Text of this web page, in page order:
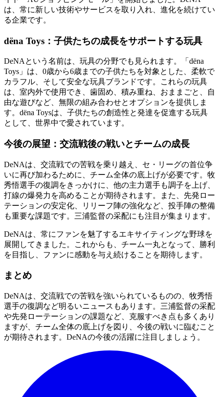
は、常に新しい技術やサービスを取り入れ、進化を続けてい
る企業です。
dëna Toys：子供たちの成長をサポートする玩具
DeNAという名前は、玩具の分野でも見られます。「dëna
Toys」は、0歳から6歳までの子供たちを対象とした、柔軟で
カラフル、そして安全な玩具ブランドです。これらの玩具
は、室内外で使用でき、歯固め、積み重ね、おままごと、自
由な遊びなど、無限の組み合わせとオプションを提供しま
す。dëna Toysは、子供たちの創造性と発達を促進する玩具
として、世界中で愛されています。
今後の展望：交流戦後の戦いとチームの成長
DeNAは、交流戦での苦戦を乗り越え、セ・リーグの首位争
いに再び加わるために、チーム全体の底上げが必要です。牧
秀悟選手の復調をきっかけに、他の主力選手も調子を上げ、
打線の爆発力を高めることが期待されます。また、先発ロー
テーションの安定化、リリーフ陣の強化など、投手陣の整備
も重要な課題です。三浦監督の采配にも注目が集まります。
DeNAは、常にファンを魅了するエキサイティングな野球を
展開してきました。これからも、チーム一丸となって、勝利
を目指し、ファンに感動を与え続けることを期待します。
まとめ
DeNAは、交流戦での苦戦を強いられているものの、牧秀悟
選手の復調など明るいニュースもあります。三浦監督の采配
や先発ローテーションの課題など、克服すべき点も多くあり
ますが、チーム全体の底上げを図り、今後の戦いに臨むこと
が期待されます。DeNAの今後の活躍に注目しましょう。